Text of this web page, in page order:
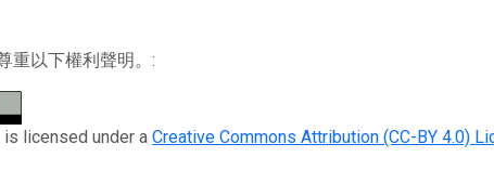
重以下權利聲明。:
is licensed under aCreative Commons Attribution (CC-BY 4.0)